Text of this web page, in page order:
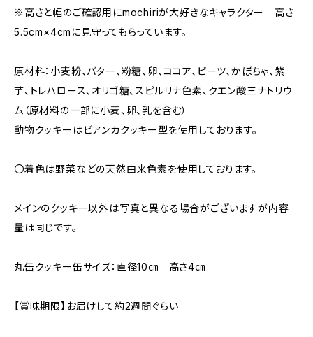
※高さと幅のご確認用にmochiriが大好きなキャラクター 高さ
5.5cm×4cmに見守ってもらっています。
原材料：小麦粉、バター、粉糖、卵、ココア、ビーツ、かぼちゃ、紫
芋、トレハロース、オリゴ糖、スピルリナ色素、クエン酸三ナトリウ
ム（原材料の一部に小麦、卵、乳を含む）
動物クッキーはビアンカクッキー型を使用しております。
〇着色は野菜などの天然由来色素を使用しております。
メインのクッキー以外は写真と異なる場合がございますが内容
量は同じです。
丸缶クッキー缶サイズ：直径10㎝ 高さ4㎝
【賞味期限】お届けして約2週間ぐらい